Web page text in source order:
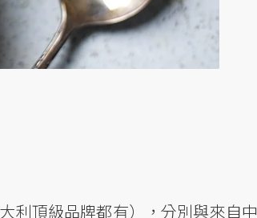
利頂級品牌都有），分別與來自中